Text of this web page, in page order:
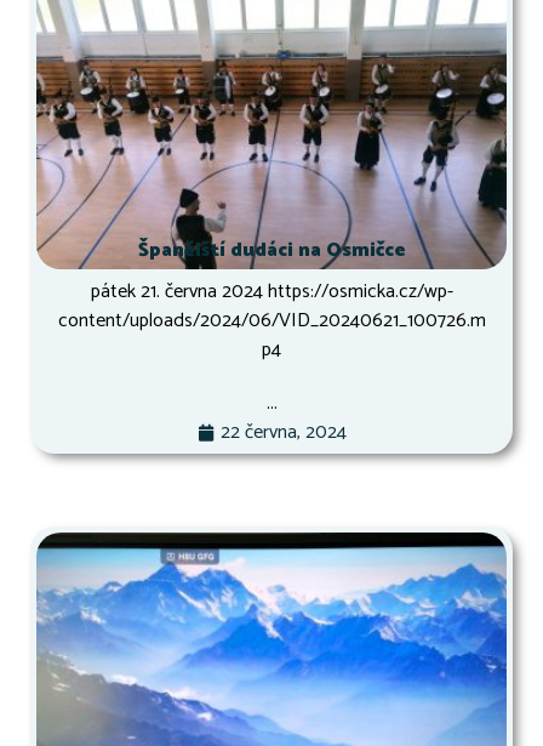
Španělští dudáci na Osmičce
pátek 21. června 2024 https://osmicka.cz/wp-
content/uploads/2024/06/VID_20240621_100726.m
p4
...
22 června, 2024